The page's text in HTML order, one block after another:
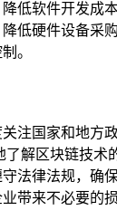
低软件开发成
低硬件设备采
。
注国家和地方
了解区块链技术
法律法规，确
带来不必要的损